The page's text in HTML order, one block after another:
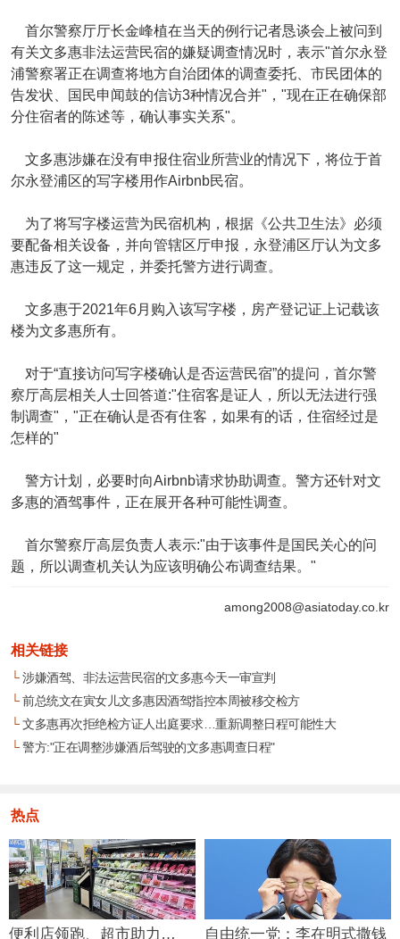
首尔警察厅厅长金峰植在当天的例行记者恳谈会上被问到
有关文多惠非法运营民宿的嫌疑调查情况时，表示"首尔永登
浦警察署正在调查将地方自治团体的调查委托、市民团体的
告发状、国民申闻鼓的信访3种情况合并"，"现在正在确保部
分住宿者的陈述等，确认事实关系"。
文多惠涉嫌在没有申报住宿业所营业的情况下，将位于首
尔永登浦区的写字楼用作Airbnb民宿。
为了将写字楼运营为民宿机构，根据《公共卫生法》必须
要配备相关设备，并向管辖区厅申报，永登浦区厅认为文多
惠违反了这一规定，并委托警方进行调查。
文多惠于2021年6月购入该写字楼，房产登记证上记载该
楼为文多惠所有。
对于“直接访问写字楼确认是否运营民宿”的提问，首尔警
察厅高层相关人士回答道:"住宿客是证人，所以无法进行强
制调查"，"正在确认是否有住客，如果有的话，住宿经过是
怎样的"
警方计划，必要时向Airbnb请求协助调查。警方还针对文
多惠的酒驾事件，正在展开各种可能性调查。
首尔警察厅高层负责人表示:"由于该事件是国民关心的问
题，所以调查机关认为应该明确公布调查结果。"
among2008@asiatoday.co.kr
相关链接
└涉嫌酒驾、非法运营民宿的文多惠今天一审宣判
└前总统文在寅女儿文多惠因酒驾指控本周被移交检方
└文多惠再次拒绝检方证人出庭要求…重新调整日程可能性大
└警方:"正在调整涉嫌酒后驾驶的文多惠调查日程"
热点
便利店领跑、超市助力… 自由统一党：李在明式撒钱